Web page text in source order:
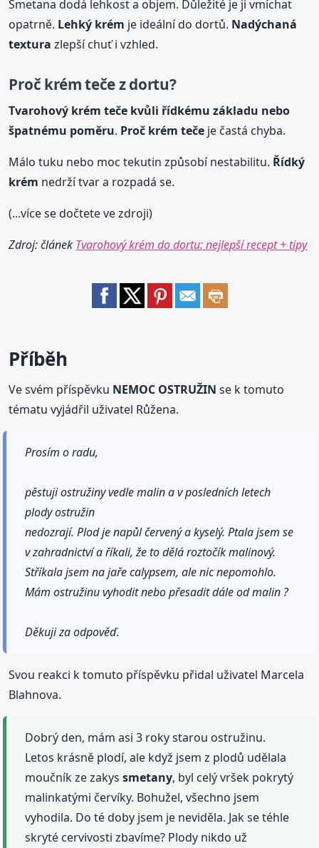
Smetana dodá lehkost a objem. Důležité je ji vmíchat
opatrně. Lehký krém je ideální do dortů. Nadýchaná
textura zlepší chuť i vzhled.
Pročkrémteče z dortu?
Tvarohový krém teče kvůli řídkému základu nebo
špatnému poměru. Proč krém teče je častá chyba.
Málo tuku nebo moc tekutin způsobí nestabilitu. Řídký
krém nedrží tvar a rozpadá se.
(...více se dočtete ve zdroji)
Zdroj: článek Tvarohový krém do dortu: nejlepší recept + tipy
Příběh
Ve svém příspěvku NEMOC OSTRUŽIN se k tomuto
tématu vyjádřil uživatel Růžena.
Prosím o radu,
pěstuji ostružiny vedle malin a v posledních letech
plody ostružin
nedozrají. Plod je napůl červený a kyselý. Ptala jsem se
v zahradnictví a říkali, že to dělá roztočík malinový.
Stříkala jsem na jaře calypsem, ale nic nepomohlo.
Mám ostružinu vyhodit nebo přesadit dále od malin ?
Děkuji za odpověď.
Svou reakci k tomuto příspěvku přidal uživatel Marcela
Blahnova.
Dobrý den, mám asi 3 roky starou ostružinu.
Letos krásně plodí, ale když jsem z plodů udělala
moučník ze zakyssmetany, byl celý vršek pokrytý
malinkatými červíky. Bohužel, všechno jsem
vyhodila. Do té doby jsem je neviděla. Jak se téhle
skryté cervivosti zbavíme? Plody nikdo už